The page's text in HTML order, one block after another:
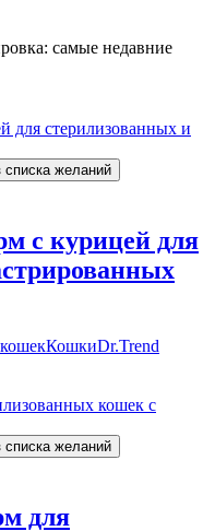
самые недавние
списка желаний
с курицей для
КошкиDr.Trend
списка желаний
для